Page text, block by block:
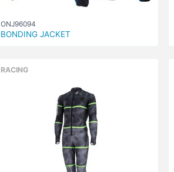
ONJ96094
BONDING JACKET
RACING